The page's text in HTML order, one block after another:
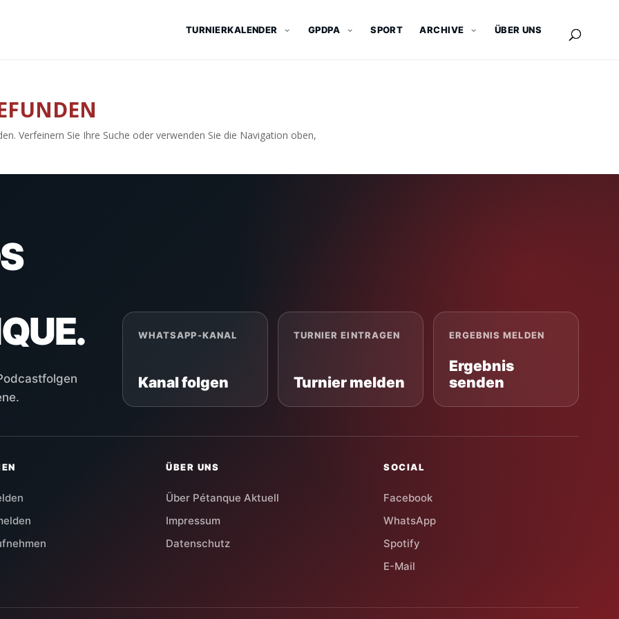
TURNIERKALENDER GPDPA SPORT ARCHIVE ÜBER UNS
Verfeinern Sie Ihre Suche oder verwenden Sie die Navigation oben,
WHATSAPP-KANAL
Kanal folgen
TURNIER EINTRAGEN
Turnier melden
ERGEBNIS MELDEN
Ergebnis
senden
ÜBER UNS
Über Pétanque Aktuell
Impressum
Datenschutz
SOCIAL
Facebook
WhatsApp
Spotify
E-Mail